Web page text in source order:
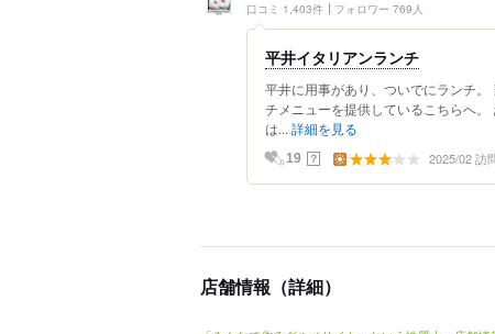
口コミ 1,403件 フォロワー 769人
平井イタリアンランチ
平井に用事があり、ついでにランチ
チメニューを提供しているこちらへ
は... 詳細を見る
19 ？ 2025/02 訪
店舗情報（詳細）